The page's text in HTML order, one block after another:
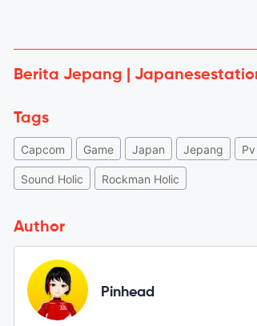
Berita Jepang |
Tags
Capcom Game Japan Jepang Pv
Sound Holic Rockman Holic
Author
Pinhead